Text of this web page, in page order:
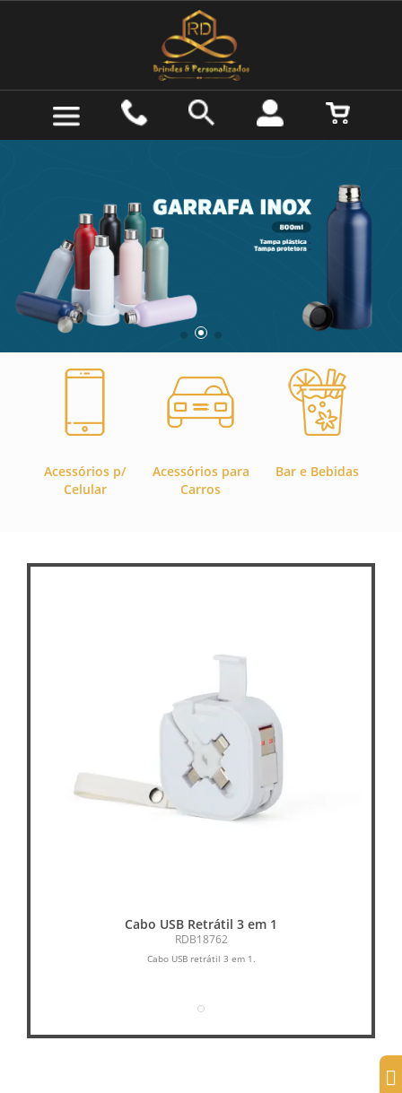
Acessórios p/
Celular
Acessórios para
Carros
Bar e Bebidas
Cabo USB Retrátil 3 em 1
RDB18762
Cabo USB retrátil 3 em 1.